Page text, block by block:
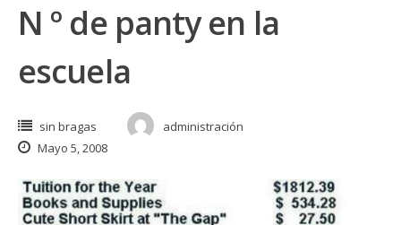
N º de panty en la
escuela
sin bragas
administración
Mayo 5, 2008